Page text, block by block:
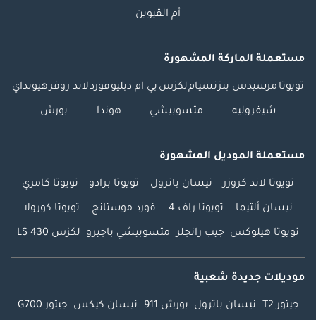
أم القيوين
مستعملة الماركة المشهورة
تويوتا مرسيدس بنزنسياملكزس بي ام دبليوفوردلاند روفرهيونداي
شيفروليه متسوبيشي هوندا بورش
مستعملة الموديل المشهورة
تويوتا لاند كروزر نيسان باترول تويوتا برادو تويوتا كامري
نيسان ألتيما تويوتا راف 4 فورد موستانج تويوتا كورولا
تويوتا هيلوكس جيب رانجلر متسوبيشي باجيرو لكزس LS 430
موديلات جديدة شعبية
جيتور T2 نيسان باترول بورش 911 نيسان كيكس جيتور G700